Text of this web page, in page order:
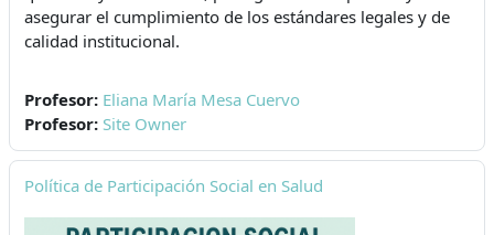
asegurar el cumplimiento de los estándares legales y de
calidad institucional.
Profesor: Eliana María Mesa Cuervo
Profesor: Site Owner
Política de Participación Social en Salud